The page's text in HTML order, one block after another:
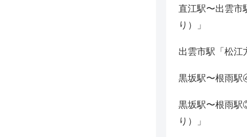
直江駅〜出雲
り）」
出雲市駅「松江
黒坂駅〜根雨駅
黒坂駅〜根雨
り）」